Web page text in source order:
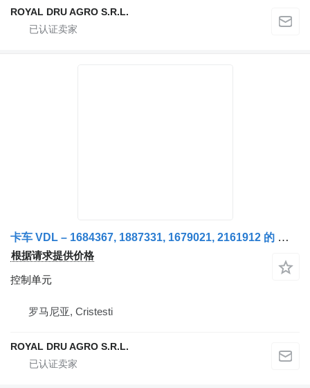
ROYAL DRU AGRO S.R.L.
卡车 VDL – 1684367, 1887331, 1679021, 2161912 的 控制单元 Unitate de Control Motor (ECU)
根据请求提供价格
控制单元
罗马尼亚, Cristesti
ROYAL DRU AGRO S.R.L.